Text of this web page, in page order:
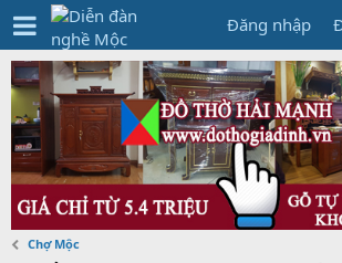
Đăng nhập
Chợ Mộc